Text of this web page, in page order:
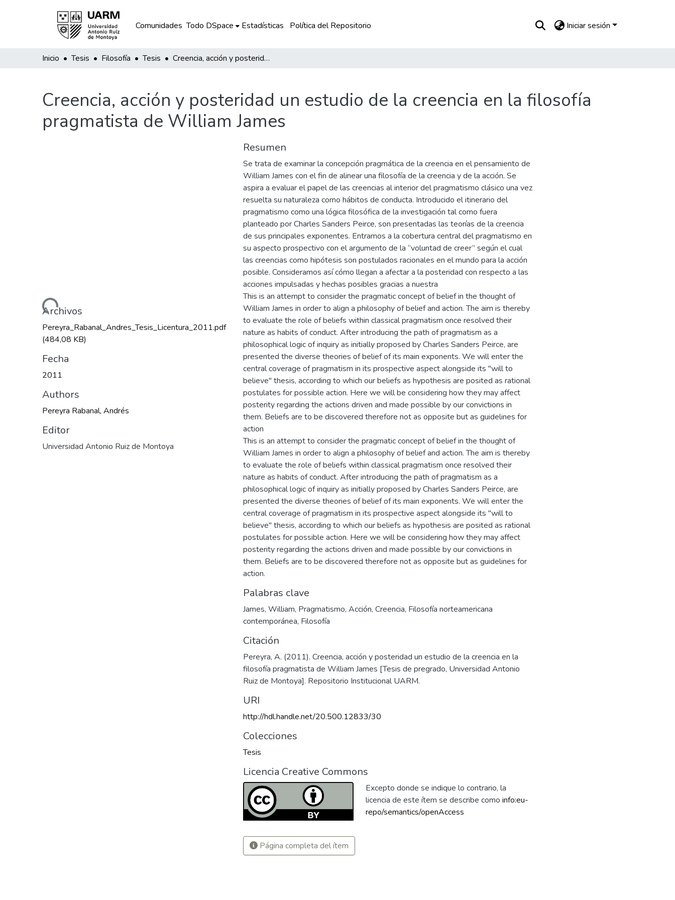
Comunidades Todo DSpace Estadísticas Política del Repositorio Iniciar sesión
Inicio Tesis Filosofía Tesis Creencia, acción y posteridad un estudio de la creencia en la filosofía pragmatista de William James
Creencia, acción y posteridad un estudio de la creencia en la filosofía
pragmatista de William James
Cargando...
Archivos
Pereyra_Rabanal_Andres_Tesis_Licentura_2011.pdf
(484,08 KB)
Fecha
2011
Authors
Pereyra Rabanal, Andrés
Editor
Universidad Antonio Ruiz de Montoya
Resumen
Se trata de examinar la concepción pragmática de la creencia en el pensamiento de
William James con el fin de alinear una filosofía de la creencia y de la acción. Se
aspira a evaluar el papel de las creencias al interior del pragmatismo clásico una vez
resuelta su naturaleza como hábitos de conducta. Introducido el itinerario del
pragmatismo como una lógica filosófica de la investigación tal como fuera
planteado por Charles Sanders Peirce, son presentadas las teorías de la creencia
de sus principales exponentes. Entramos a la cobertura central del pragmatismo en
su aspecto prospectivo con el argumento de la “voluntad de creer” según el cual
las creencias como hipótesis son postulados racionales en el mundo para la acción
posible. Consideramos así cómo llegan a afectar a la posteridad con respecto a las
acciones impulsadas y hechas posibles gracias a nuestra
This is an attempt to consider the pragmatic concept of belief in the thought of
William James in order to align a philosophy of belief and action. The aim is thereby
to evaluate the role of beliefs within classical pragmatism once resolved their
nature as habits of conduct. After introducing the path of pragmatism as a
philosophical logic of inquiry as initially proposed by Charles Sanders Peirce, are
presented the diverse theories of belief of its main exponents. We will enter the
central coverage of pragmatism in its prospective aspect alongside its "will to
believe" thesis, according to which our beliefs as hypothesis are posited as rational
postulates for possible action. Here we will be considering how they may affect
posterity regarding the actions driven and made possible by our convictions in
them. Beliefs are to be discovered therefore not as opposite but as guidelines for
action
This is an attempt to consider the pragmatic concept of belief in the thought of
William James in order to align a philosophy of belief and action. The aim is thereby
to evaluate the role of beliefs within classical pragmatism once resolved their
nature as habits of conduct. After introducing the path of pragmatism as a
philosophical logic of inquiry as initially proposed by Charles Sanders Peirce, are
presented the diverse theories of belief of its main exponents. We will enter the
central coverage of pragmatism in its prospective aspect alongside its "will to
believe" thesis, according to which our beliefs as hypothesis are posited as rational
postulates for possible action. Here we will be considering how they may affect
posterity regarding the actions driven and made possible by our convictions in
them. Beliefs are to be discovered therefore not as opposite but as guidelines for
action.
Palabras clave
James, William, Pragmatismo, Acción, Creencia, Filosofía norteamericana
contemporánea, Filosofía
Citación
Pereyra, A. (2011). Creencia, acción y posteridad un estudio de la creencia en la
filosofía pragmatista de William James [Tesis de pregrado, Universidad Antonio
Ruiz de Montoya]. Repositorio Institucional UARM.
URI
http://hdl.handle.net/20.500.12833/30
Colecciones
Tesis
Licencia Creative Commons
Excepto donde se indique lo contrario, la
licencia de este ítem se describe como info:eu-
repo/semantics/openAccess
Página completa del ítem